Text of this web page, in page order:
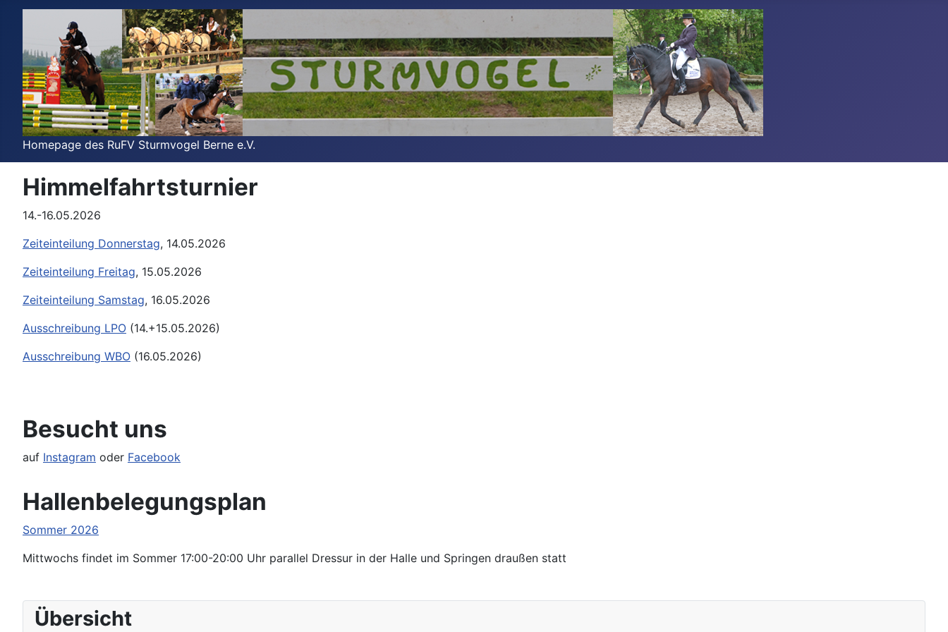
Homepage des RuFV Sturmvogel Berne e.V.
Übersicht
Himmelfahrtsturnier
14.-16.05.2026
Zeiteinteilung Donnerstag, 14.05.2026
Zeiteinteilung Freitag, 15.05.2026
Zeiteinteilung Samstag, 16.05.2026
Ausschreibung LPO (14.+15.05.2026)
Ausschreibung WBO (16.05.2026)
Besucht uns
auf Instagram oder Facebook
Hallenbelegungsplan
Sommer 2026
Mittwochs findet im Sommer 17:00-20:00 Uhr parallel Dressur in der Halle und Springen draußen statt